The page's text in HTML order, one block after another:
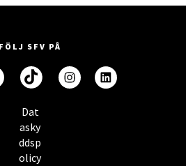
FÖLJ SFV PÅ
Dat
asky
ddsp
olicy